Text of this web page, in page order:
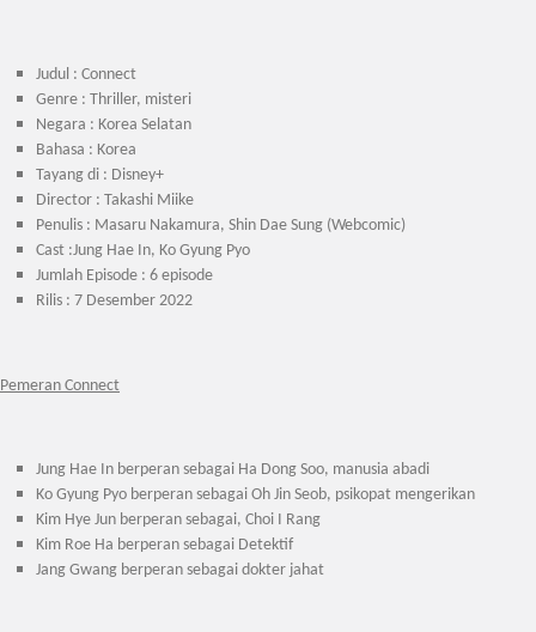
Judul : Connect
Genre : Thriller, misteri
Negara : Korea Selatan
Bahasa : Korea
Tayang di : Disney+
Director : Takashi Miike
Penulis : Masaru Nakamura, Shin Dae Sung (Webcomic)
Cast :Jung Hae In, Ko Gyung Pyo
Jumlah Episode : 6 episode
Rilis : 7 Desember 2022
Pemeran Connect
Jung Hae In berperan sebagai Ha Dong Soo, manusia abadi
Ko Gyung Pyo berperan sebagai Oh Jin Seob, psikopat mengerikan
Kim Hye Jun berperan sebagai, Choi I Rang
Kim Roe Ha berperan sebagai Detektif
Jang Gwang berperan sebagai dokter jahat